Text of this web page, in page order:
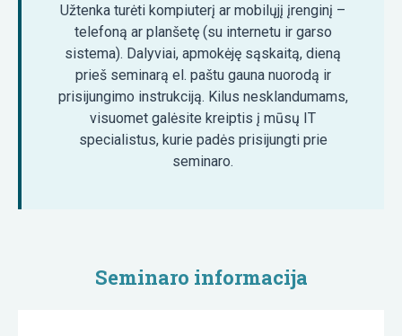
Užtenka turėti kompiuterį ar mobilųjį įrenginį –
telefoną ar planšetę (su internetu ir garso
sistema). Dalyviai, apmokėję sąskaitą, dieną
prieš seminarą el. paštu gauna nuorodą ir
prisijungimo instrukciją. Kilus nesklandumams,
visuomet galėsite kreiptis į mūsų IT
specialistus, kurie padės prisijungti prie
seminaro.
Seminaro informacija